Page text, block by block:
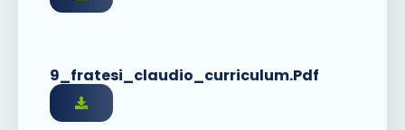
9_fratesi_claudio_curriculum.pdf